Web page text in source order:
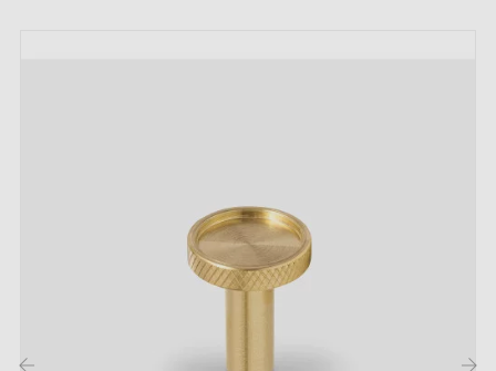
design unique et crée une touche chaleureuse et
authentique sur vos meubles, qu'il s'agisse de
commodes, de tiroirs ou d'armoires. Parfait pour
meubles, ce bouton met en valeur chaque détail de